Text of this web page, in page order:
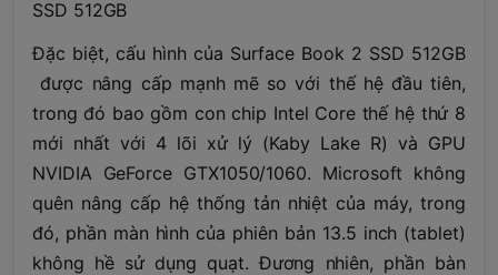
SSD 512GB
Đặc biệt, cấu hình của Surface Book 2 SSD 512GB
được nâng cấp mạnh mẽ so với thế hệ đầu tiên,
trong đó bao gồm con chip Intel Core thế hệ thứ 8
mới nhất với 4 lõi xử lý (Kaby Lake R) và GPU
NVIDIA GeForce GTX1050/1060. Microsoft không
quên nâng cấp hệ thống tản nhiệt của máy, trong
đó, phần màn hình của phiên bản 13.5 inch (tablet)
không hề sử dụng quạt. Đương nhiên, phần bàn